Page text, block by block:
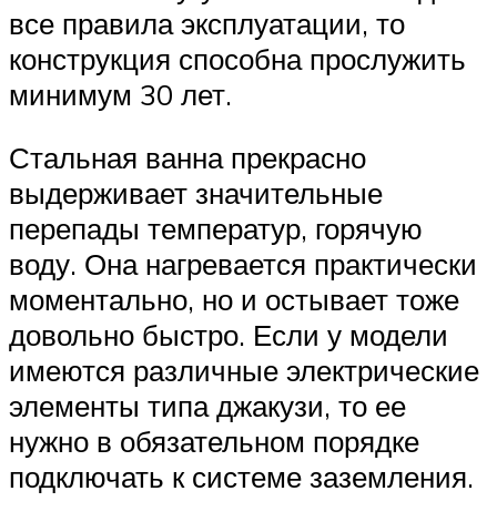
все правила эксплуатации, то
конструкция способна прослужить
минимум 30 лет.
Стальная ванна прекрасно
выдерживает значительные
перепады температур, горячую
воду. Она нагревается практически
моментально, но и остывает тоже
довольно быстро. Если у модели
имеются различные электрические
элементы типа джакузи, то ее
нужно в обязательном порядке
подключать к системе заземления.